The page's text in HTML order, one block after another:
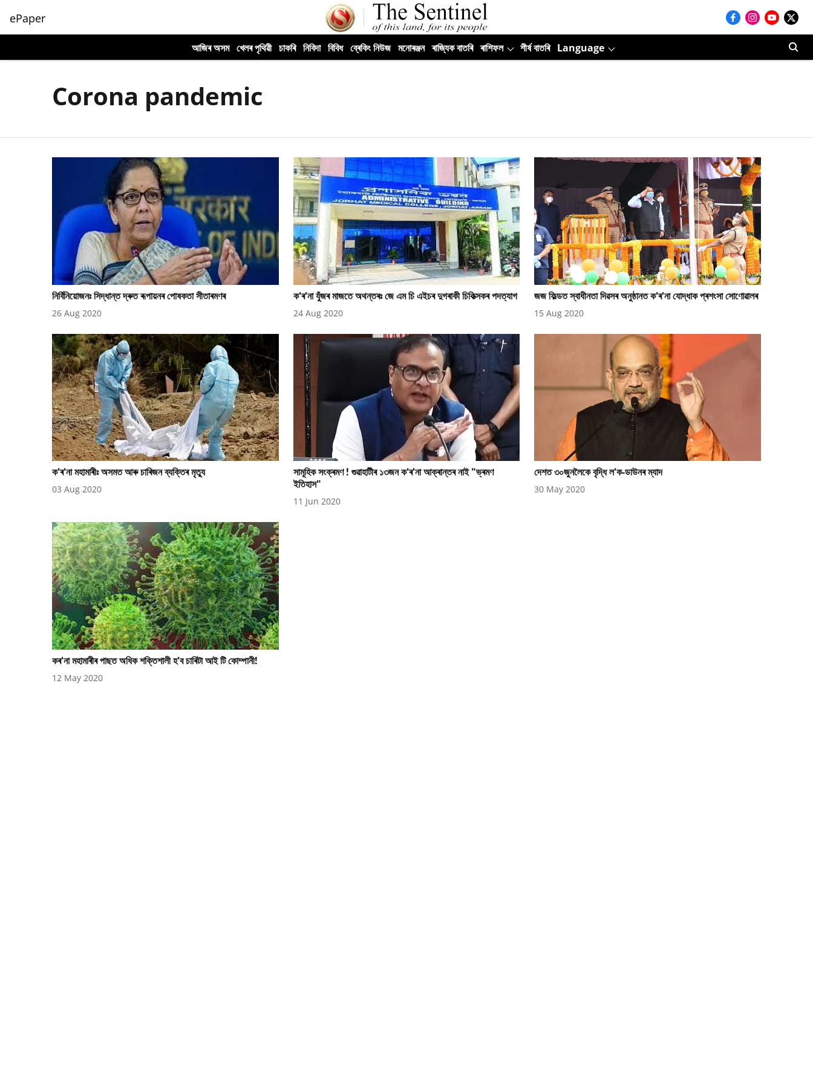
ePaper
আজিৰ অসম খেলৰ পৃথিৱী চাকৰি নিবিদা বিবিধ ব্ৰেকিং নিউজ মনোৰঞ্জন ৰাজ্যিক বাতৰি ৰাশিফল শীৰ্ষ বাতৰি Language
Corona pandemic
নিৰ্বিনিয়োজনঃ সিদ্ধান্ত দ্ৰুত ৰূপায়নৰ পোষকতা সীতাৰমণৰ
26 Aug 2020
ক'ৰ'না যুঁজৰ মাজতে অথন্তৰঃ জে এম চি এইচৰ দুগৰাকী চিকিত্সকৰ পদত্যাগ
24 Aug 2020
জজ ফিল্ডত স্বাধীনতা দিৱসৰ অনুষ্ঠানত ক'ৰ'না যোদ্ধাক প্ৰশংসা সোণোৱালৰ
15 Aug 2020
ক'ৰ'না মহামাৰীঃ অসমত আৰু চাৰিজন ব্যক্তিৰ মৃত্যু
03 Aug 2020
সামূহিক সংক্ৰমণ ! গুৱাহাটীৰ ১৩জন ক'ৰ'না আক্ৰান্তৰ নাই "ভ্ৰমণ
ইতিহাস"
11 Jun 2020
দেশত ৩০জুনলৈকে বৃদ্ধি ল'ক-ডাউনৰ ম্যাদ
30 May 2020
কৰ'না মহামাৰীৰ পাছত অধিক শক্তিশালী হ'ব চাৰিটা আই টি কোম্পানী!
12 May 2020